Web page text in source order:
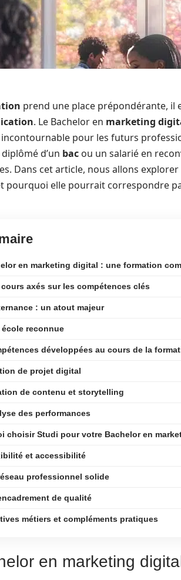
prend une place prépondérante, il
. Le Bachelor en marketing
pour les futurs
d’un bac ou un salarié en
Dans cet article, nous allons
pourquoi elle pourrait correspondre
en marketing digital : une formation
cours axés sur les compétences clés
: un atout majeur
école reconnue
développées au cours de la
de projet digital
de contenu et storytelling
des performances
choisir Studi pour votre Bachelor en
et accessibilité
professionnel solide
de qualité
métiers et compléments pratiques
en marketing